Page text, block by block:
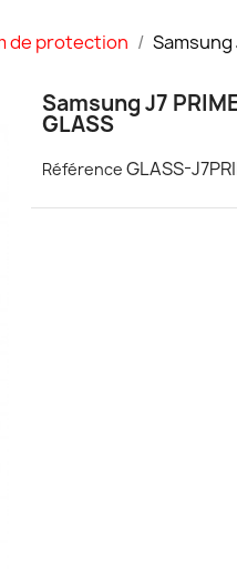
de protection Samsung
Samsung J7
GLASS
Référence GLASS-